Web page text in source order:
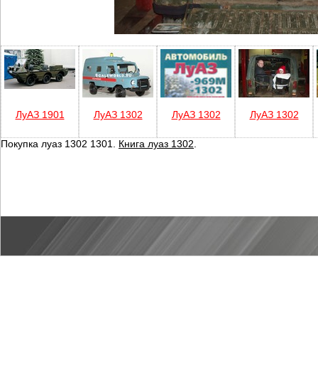
ЛуАЗ 1901 ЛуАЗ 1302 ЛуАЗ 1302 ЛуАЗ 1302
Покупка луаз 1302 1301. Книга луаз 1302